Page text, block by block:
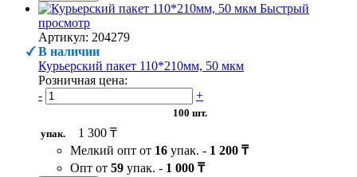
Быстрый
просмотр
Артикул: 204279
В наличии
Курьерский пакет 110*210мм, 50 мкм
Розничная цена:
-
+
100 шт.
упак.
1 300 ₸
Мелкий опт от 16 упак. - 1 200 ₸
Опт от 59 упак. - 1 000 ₸